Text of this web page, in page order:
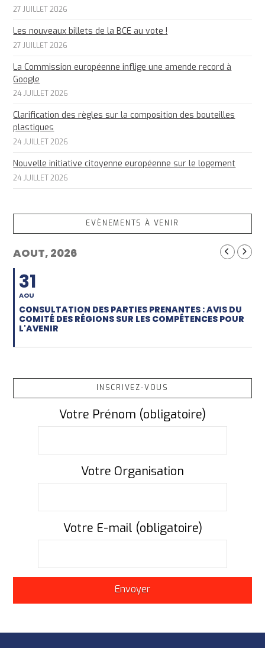
27 JUILLET 2026
Les nouveaux billets de la BCE au vote !
27 JUILLET 2026
La Commission européenne inflige une amende record à
Google
24 JUILLET 2026
Clarification des règles sur la composition des bouteilles
plastiques
24 JUILLET 2026
Nouvelle initiative citoyenne européenne sur le logement
24 JUILLET 2026
EVÈNEMENTS À VENIR
AOUT, 2026
31
AOU
CONSULTATION DES PARTIES PRENANTES : AVIS DU
COMITÉ DES RÉGIONS SUR LES COMPÉTENCES POUR
L'AVENIR
INSCRIVEZ-VOUS
Votre Prénom (obligatoire)
Votre Organisation
Votre E-mail (obligatoire)